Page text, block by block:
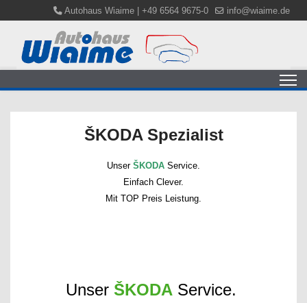
Autohaus Wiaime | +49 6564 9675-0 info@wiaime.de
ŠKODA Spezialist
Unser ŠKODA Service.
Einfach Clever.
Mit TOP Preis Leistung.
Unser ŠKODA Service.